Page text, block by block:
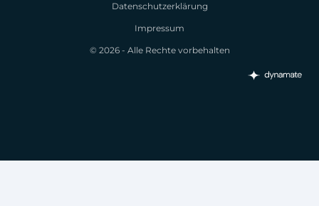
Datenschutzerklärung
Impressum
© 2026 - Alle Rechte vorbehalten